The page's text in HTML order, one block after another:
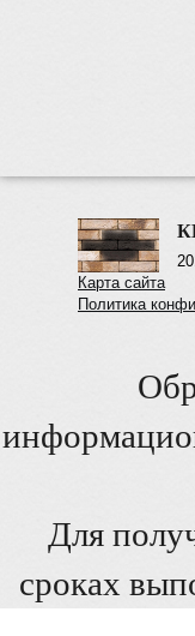
Карта сайта
Политика
Для
сроках